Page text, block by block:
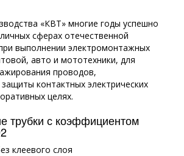
«КВТ» многие годы успешно
сферах отечественной
выполнении электромонтажных
авто и мототехники, для
проводов,
контактных электрических
целях.
трубки с коэффициентом
клеевого слоя